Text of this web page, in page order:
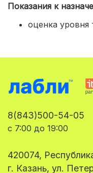
Показания к
оценка уровня
8(843)500-54-05
с 7:00 до 19:00
420074,
г. Казань, ул.